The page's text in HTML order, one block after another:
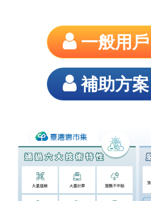
一般用戶
補助方案